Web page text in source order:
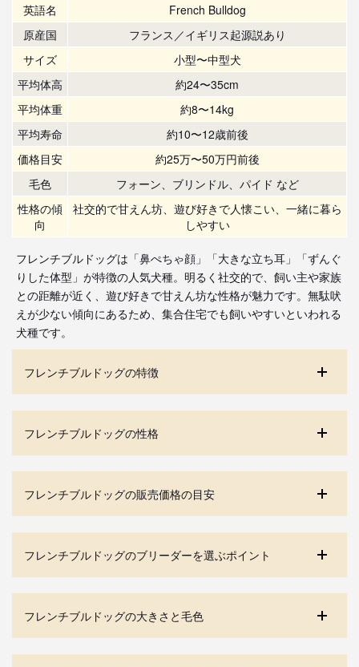
英語名
French Bulldog
原産国
フランス／イギリス起源説あり
サイズ
小型〜中型犬
平均体高
約24〜35cm
平均体重
約8〜14kg
平均寿命
約10〜12歳前後
価格目安
約25万〜50万円前後
毛色
フォーン、ブリンドル、パイド など
性格の傾
向
社交的で甘えん坊、遊び好きで人懐こい、一緒に暮ら
しやすい
フレンチブルドッグは「鼻ぺちゃ顔」「大きな立ち耳」「ずんぐ
りした体型」が特徴の人気犬種。明るく社交的で、飼い主や家族
との距離が近く、遊び好きで甘えん坊な性格が魅力です。無駄吠
えが少ない傾向にあるため、集合住宅でも飼いやすいといわれる
犬種です。
フレンチブルドッグの特徴
フレンチブルドッグの性格
フレンチブルドッグの販売価格の目安
フレンチブルドッグのブリーダーを選ぶポイント
フレンチブルドッグの大きさと毛色